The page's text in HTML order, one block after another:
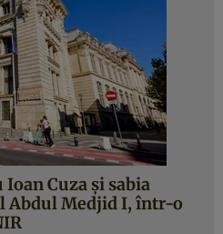
Cuza și sabia
Abdul Medjid I, într-o